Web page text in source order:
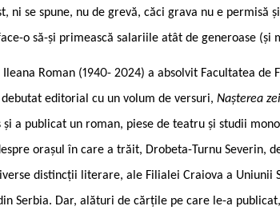
ni se spune, nu de grevă, căci grava nu e permisă
o să-și primească salariile atât de generoase (și
Ileana Roman (1940- 2024) a absolvit Facultatea de
editorial cu un volum de versuri, Nașterea
și a publicat un roman, piese de teatru și studii
orașul în care a trăit, Drobeta-Turnu Severin,
distincții literare, ale Filialei Craiova a Uniunii
Serbia. Dar, alături de cărțile pe care le-a